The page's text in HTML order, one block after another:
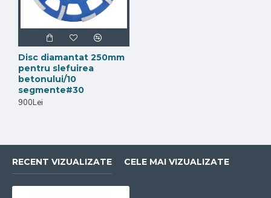
Disc diamantat 250mm
pentru slefuirea
betonului/10
segmente#30
900Lei
RECENT VIZUALIZATE CELE MAI VIZUALIZATE